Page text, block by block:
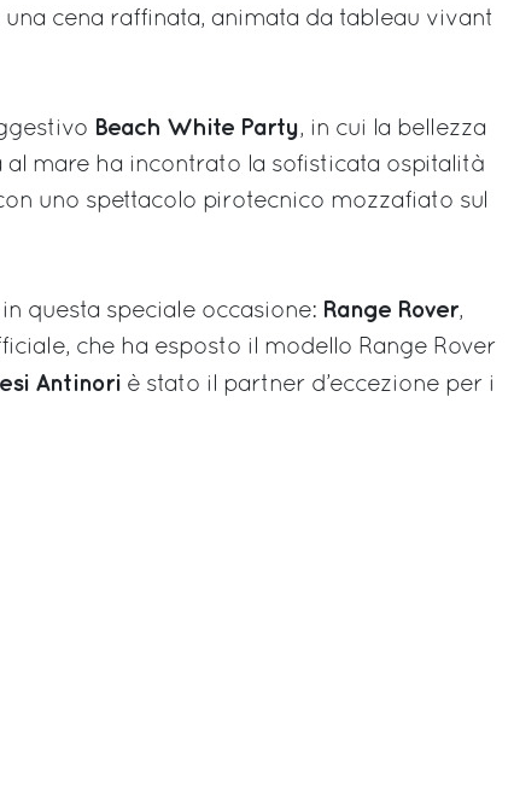
cena raffinata, animata da tableau vivant
Beach White Party, in cui la bellezza
mare ha incontrato la sofisticata ospitalità
uno spettacolo pirotecnico mozzafiato sul
questa speciale occasione: Range Rover,
che ha esposto il modello Range Rover
Antinori è stato il partner d’eccezione per i